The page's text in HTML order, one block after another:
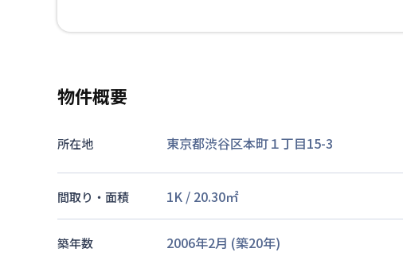
物件概要
所在地 東京都渋谷区本町１丁目15-3
間取り・面積 1K / 20.30㎡
築年数 2006年2月 (築20年)